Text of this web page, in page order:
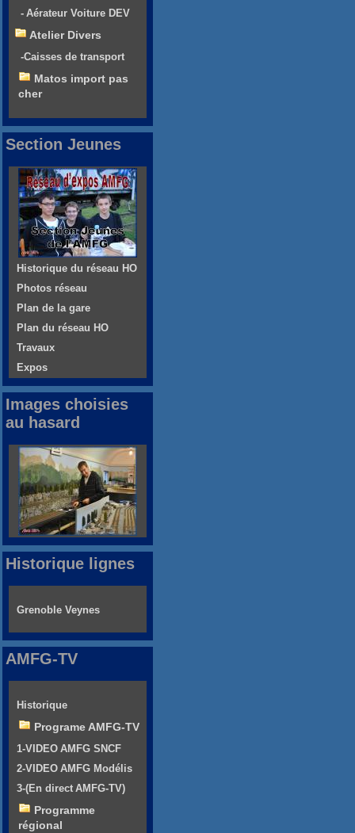
- Aérateur Voiture DEV
Atelier Divers
-Caisses de transport
Matos import pas
cher
Section Jeunes
Historique du réseau HO
Photos réseau
Plan de la gare
Plan du réseau HO
Travaux
Expos
Images choisies
au hasard
Historique lignes
Grenoble Veynes
AMFG-TV
Historique
Programe AMFG-TV
1-VIDEO AMFG SNCF
2-VIDEO AMFG Modélis
3-(En direct AMFG-TV)
Programme
régional